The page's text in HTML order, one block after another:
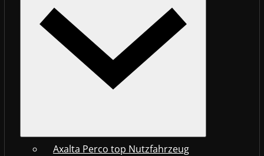
Axalta Perco top Nutzfahrzeug